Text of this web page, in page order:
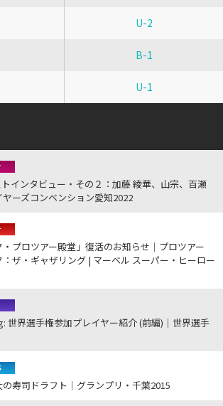
U-2
B-1
U-1
インタビュー・その２：加藤 綾華、山宗、百瀬
ーズコンベンション愛知2022
・プロツアー殿堂」復活のお知らせ｜プロツアー
：ザ・ギャザリング | マーベル スーパー・ヒーロー
世界選手権参加プレイヤー紹介 (前編)｜世界選手
寿司ドラフト｜グランプリ・千葉2015